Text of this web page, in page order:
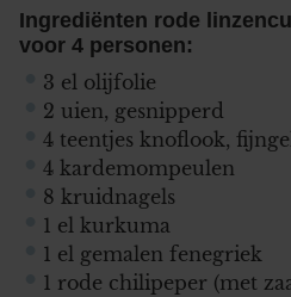
Ingrediënten rode
voor 4 personen:
3 el olijfolie
2 uien, gesnipperd
4 teentjes knoflook,
4 kardemompeulen
8 kruidnagels
1 el kurkuma
1 el gemalen fenegriek
1 rode chilipeper (met